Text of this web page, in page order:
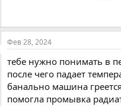
Фев 28, 2024
тебе нужно понимать в
после чего падает
банально машина
помогла промывка